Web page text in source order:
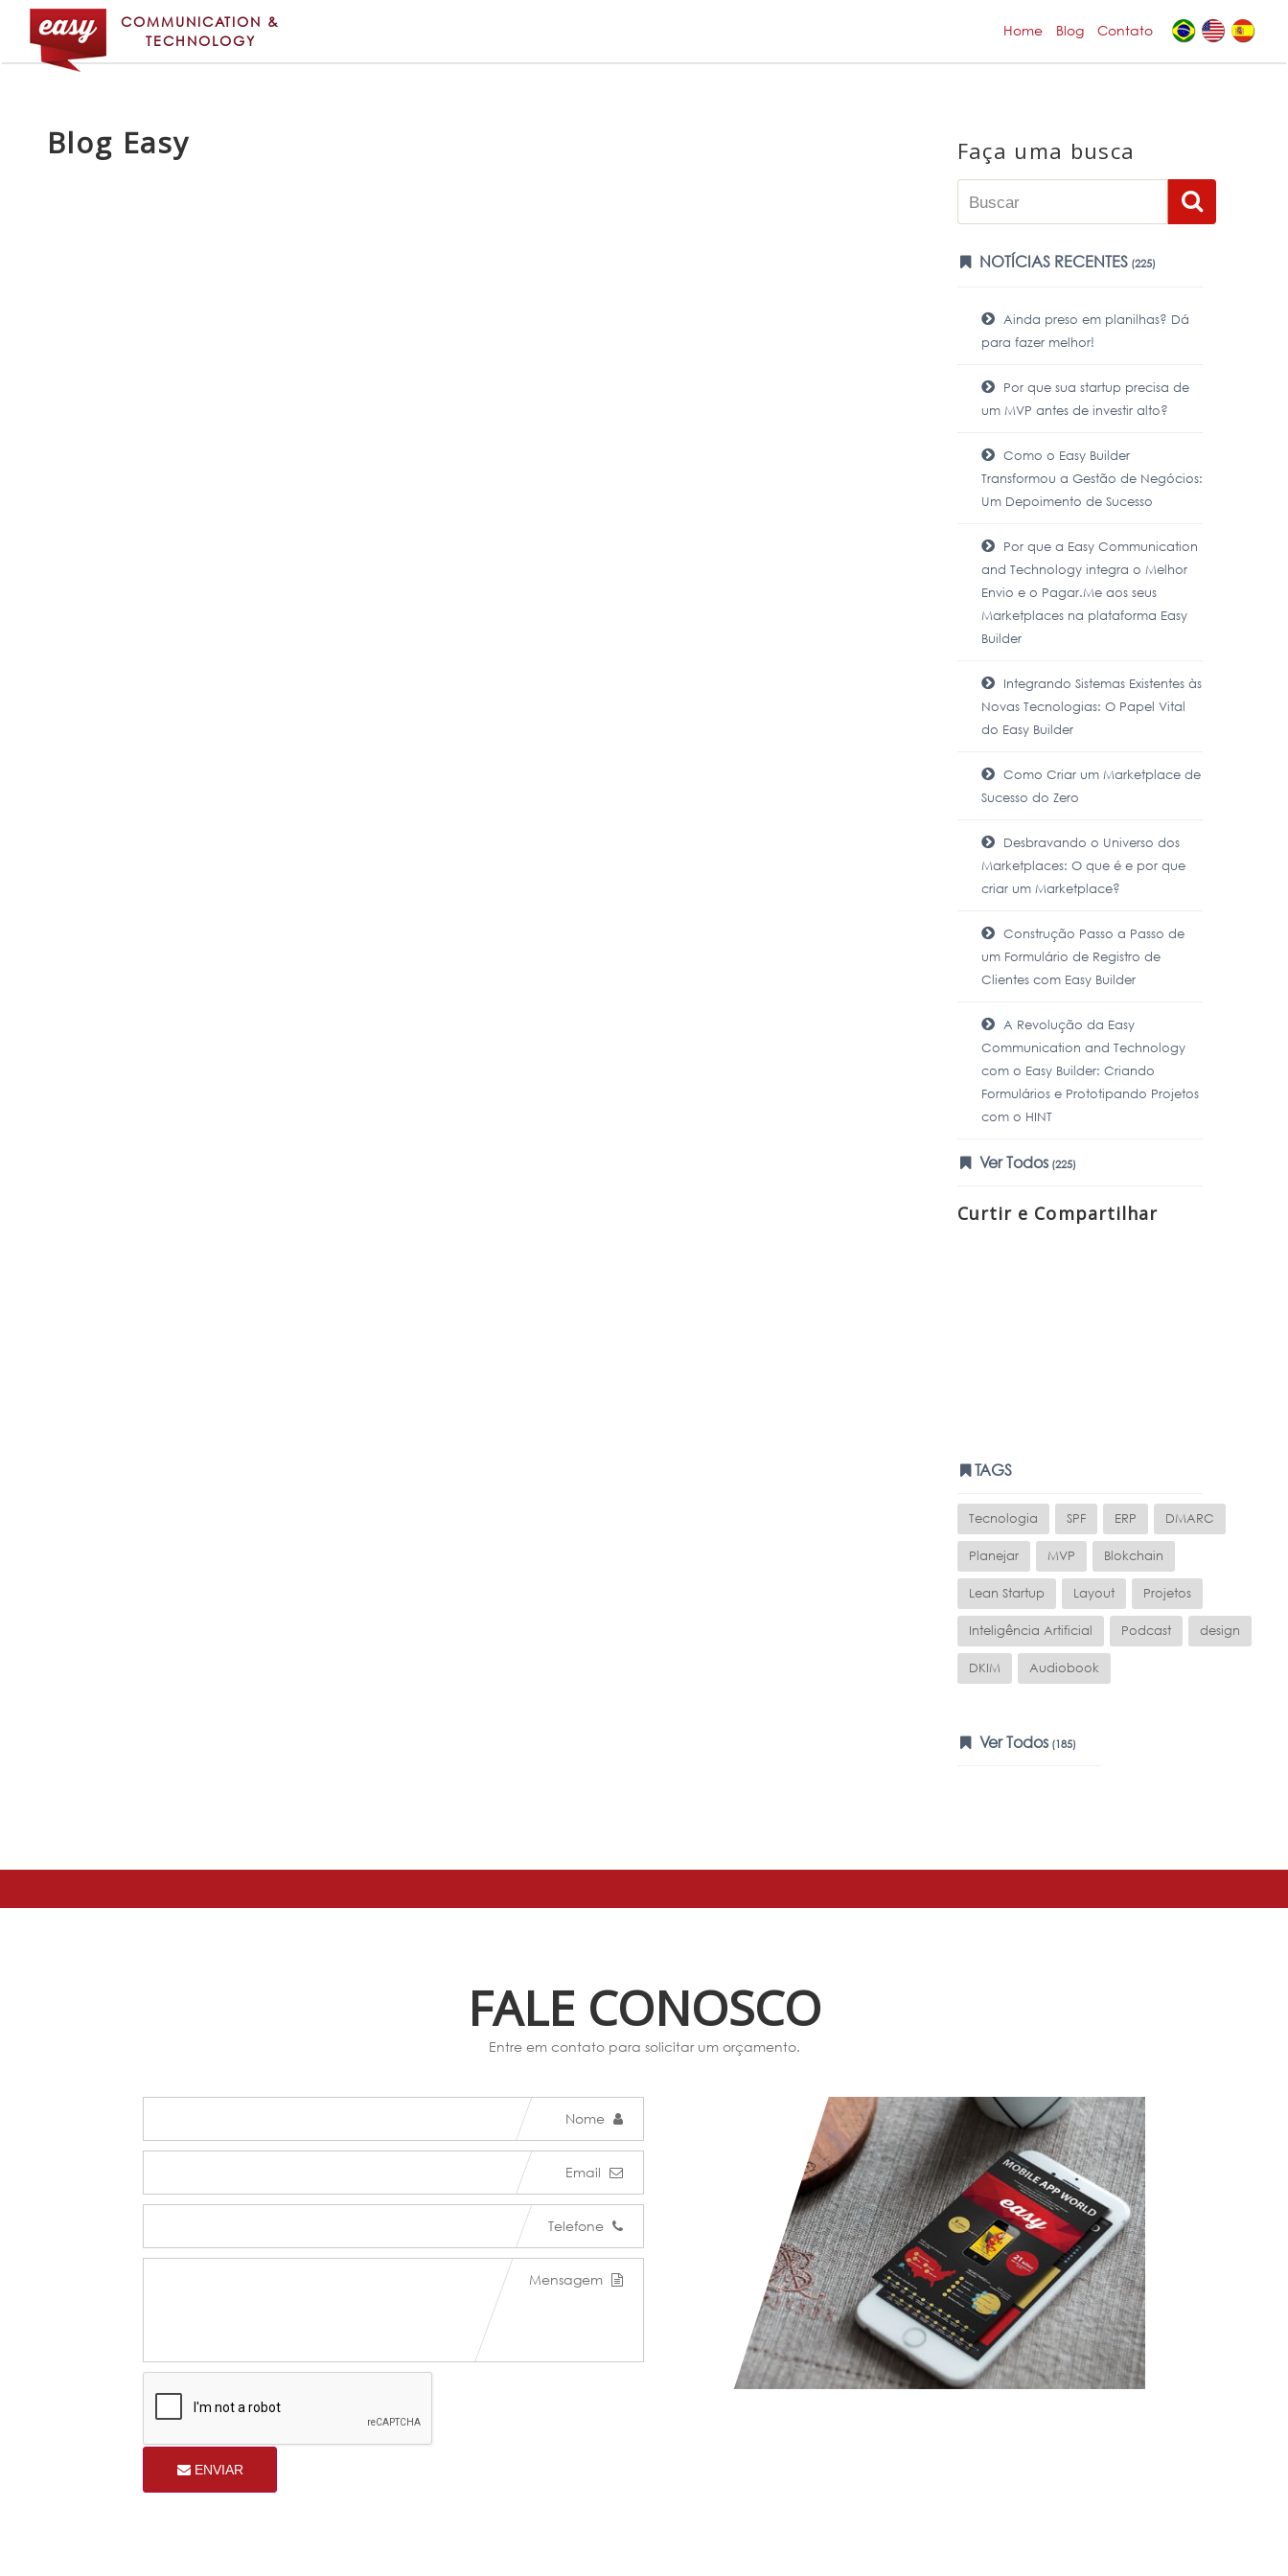
COMMUNICATION &
TECHNOLOGY
Home Blog Contato
Blog Easy Faça uma busca
NOTÍCIAS RECENTES(225)
Ainda preso em planilhas? Dá
para fazer melhor!
Por que sua startup precisa de
um MVP antes de investir alto?
Como o Easy Builder
Transformou a Gestão de Negócios:
Um Depoimento de Sucesso
Por que a Easy Communication
and Technology integra o Melhor
Envio e o Pagar.Me aos seus
Marketplaces na plataforma Easy
Builder
Integrando Sistemas Existentes às
Novas Tecnologias: O Papel Vital
do Easy Builder
Como Criar um Marketplace de
Sucesso do Zero
Desbravando o Universo dos
Marketplaces: O que é e por que
criar um Marketplace?
Construção Passo a Passo de
um Formulário de Registro de
Clientes com Easy Builder
A Revolução da Easy
Communication and Technology
com o Easy Builder: Criando
Formulários e Prototipando Projetos
com o HINT
Ver Todos(225)
Curtir e Compartilhar
TAGS
Tecnologia SPF ERP DMARC
Planejar MVP Blokchain
Lean Startup Layout Projetos
Inteligência Artificial Podcast design
DKIM Audiobook
Ver Todos(185)
FALE CONOSCO
Entre em contato para solicitar um orçamento.
Nome
Email
Telefone
Mensagem
ENVIAR